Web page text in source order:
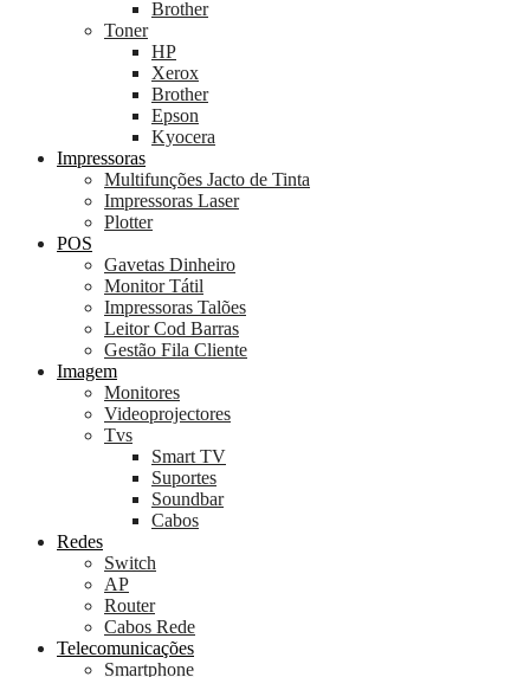
Brother
Toner
HP
Xerox
Brother
Epson
Kyocera
Impressoras
Multifunções Jacto de Tinta
Impressoras Laser
Plotter
POS
Gavetas Dinheiro
Monitor Tátil
Impressoras Talões
Leitor Cod Barras
Gestão Fila Cliente
Imagem
Monitores
Videoprojectores
Tvs
Smart TV
Suportes
Soundbar
Cabos
Redes
Switch
AP
Router
Cabos Rede
Telecomunicações
Smartphone